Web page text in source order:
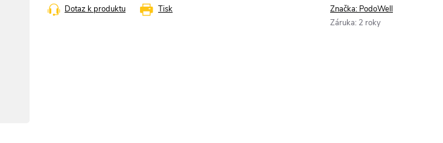
Tisk
Dotaz k produktu Značka: PodoWell
Záruka: 2 roky